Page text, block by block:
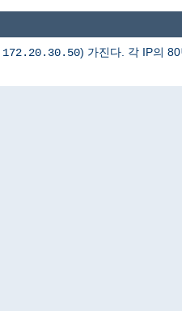
172.20.30.50) 가진다. 각 IP의